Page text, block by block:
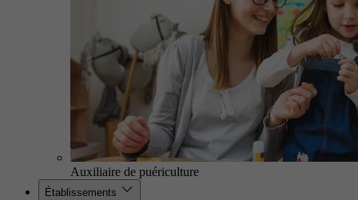
Auxiliaire de puériculture
Établissements